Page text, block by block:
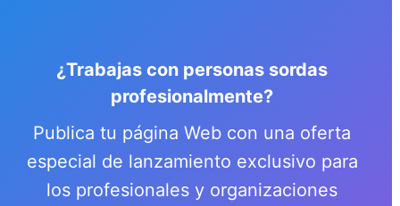
¿Trabajas con personas sordas
profesionalmente?
Publica tu página Web con una oferta
especial de lanzamiento exclusivo para
los profesionales y organizaciones